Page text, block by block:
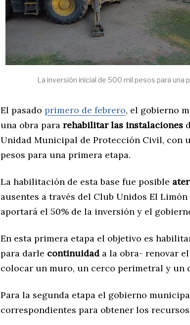
La inversión inicial de 500 mil pesos para una
El pasado primero de febrero, el gobierno
una obra para rehabilitar las instalaciones
Unidad Municipal de Protección Civil, con
pesos para una primera etapa.
La habilitación de esta base fue posible
ausentes a través del Club Unidos El
aportará el 50% de la inversión y el
En esta primera etapa el objetivo es
para darle continuidad a la obra- renovar
colocar un muro, un cerco perimetral y un
Para la segunda etapa el gobierno
correspondientes para obtener los